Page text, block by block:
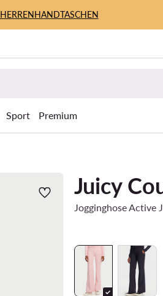
HERRENHANDTASCHEN
Sport Premium
Juicy
Jogginghose Active